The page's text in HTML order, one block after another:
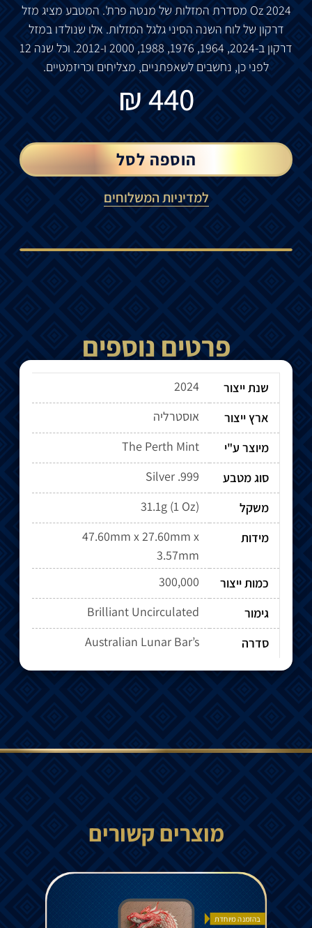
Oz 2024 מ
סדרת המזלות של מנטה פרת'. המטבע מציג מזל
דרקון שללוח השנה הסיני גלגל המזלות. אלו שנולדו במזל
דרקון ב-2024, 1964, 1976, 1988, 2000 ו-2012. וכל שנה
לפני כן, נחשבים לשאפתניים, מצליחים וכריזמטיים.
440
₪
הוספה לסל
למדיניות המשלוחים
פרטים נוספים
שנת ייצור
2024
ארץ ייצור
אוסטרליה
מיוצר ע"י
The Perth Mint
סוג מטבע
Silver .999
משקל
31.1g (1 Oz)
מידות
47.60mm x 27.60mm x
3.57mm
כמות ייצור
300,000
גימור
Brilliant Uncirculated
סדרה
Australian Lunar Bar’s
מוצרים קשורים
בהזמנה מיוחדת